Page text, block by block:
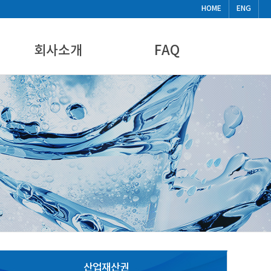
HOME ENG
회사소개
CEO인사말
기업현황
찾아오시는길
FAQ
FAQ
비디오
뉴스&공지사항
산업재산권